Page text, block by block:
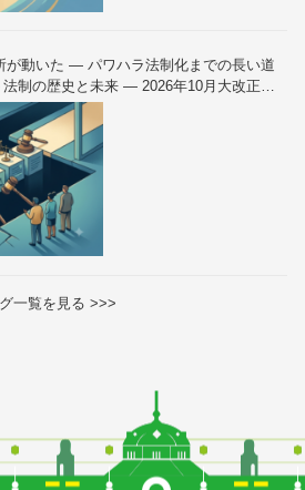
が動いた — パワハラ法制化までの長い道
制の歴史と未来 — 2026年10月大改正を
一覧を見る >>>